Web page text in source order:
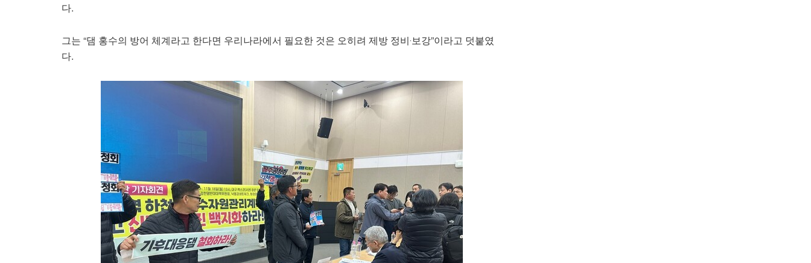
다.
그는 “댐 홍수의 방어 체계라고 한다면 우리나라에서 필요한 것은 오히려 제방 정비‧보강”이라고 덧붙였
다.